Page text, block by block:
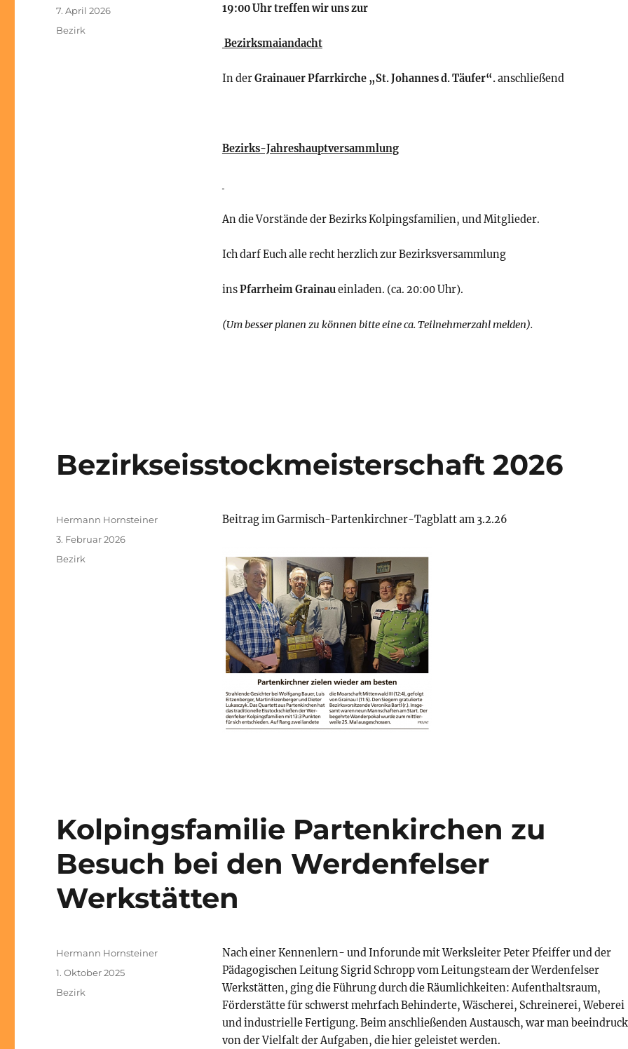
19:00 Uhr treffen wir uns zur
Bezirksmaiandacht
In derGrainauer Pfarrkirche „St. Johannes d. Täufer“.anschließend
Bezirks-Jahreshauptversammlung
An die Vorstände der Bezirks Kolpingsfamilien, und Mitglieder.
Ich darf Euch alle recht herzlich zur Bezirksversammlung
insPfarrheim Grainaueinladen. (ca. 20:00 Uhr).
(Um besser planen zu können bitte eine ca. Teilnehmerzahl melden).
Veröffentlicht
7. April 2026
Kategorien
Bezirk
Bezirkseisstockmeisterschaft 2026
Beitrag im Garmisch-Partenkirchner-Tagblatt am 3.2.26
Autor
Hermann Hornsteiner
Veröffentlicht
am
3. Februar 2026
Kategorien
Bezirk
Kolpingsfamilie Partenkirchen zu
Besuch bei den Werdenfelser
Werkstätten
Nach einer Kennenlern- und Inforunde mit Werksleiter Peter Pfeiffer und der
Pädagogischen Leitung Sigrid Schropp vom Leitungsteam der Werdenfelser
Werkstätten, ging die Führung durch die Räumlichkeiten: Aufenthaltsraum,
Förderstätte für schwerst mehrfach Behinderte, Wäscherei, Schreinerei, Weberei
und industrielle Fertigung. Beim anschließenden Austausch, war man
von der Vielfalt der Aufgaben, die hier geleistet werden.
Autor
Hermann Hornsteiner
Veröffentlicht
1. Oktober 2025
Kategorien
Bezirk